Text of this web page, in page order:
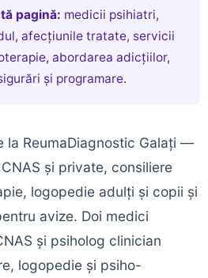
pagină: medicii psihiatri,
afecțiunile tratate, servicii
abordarea adicțiilor,
și programare.
la ReumaDiagnostic Galați —
și private, consiliere
logopedie adulți și copii și
avize. Doi medici
și psiholog clinician
logopedie și psiho-